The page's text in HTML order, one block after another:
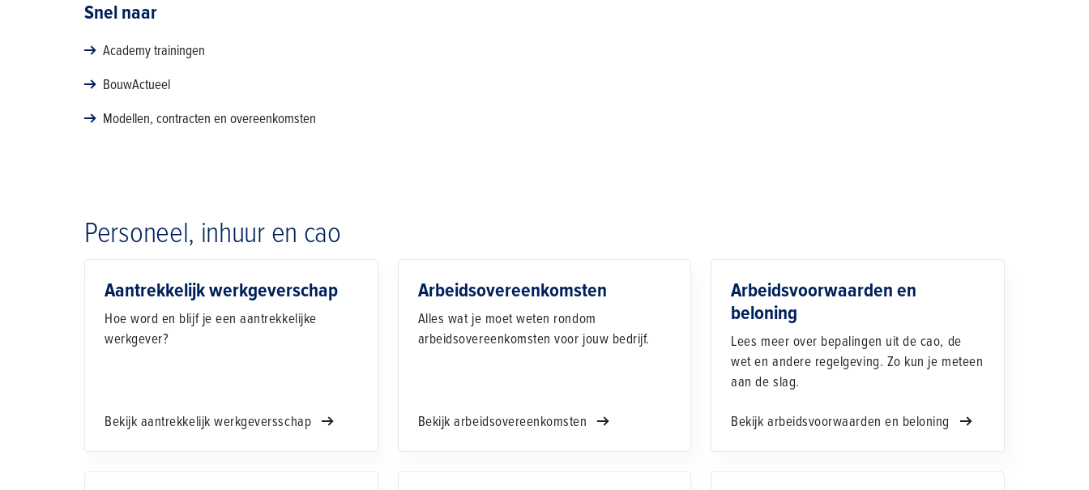
Snel naar
Academy trainingen
BouwActueel
Modellen, contracten en overeenkomsten
Personeel, inhuur en cao
Aantrekkelijk werkgeverschap
Hoe word en blijf je een aantrekkelijke
werkgever?
Bekijk aantrekkelijk werkgeversschap
Arbeidsovereenkomsten
Alles wat je moet weten rondom
arbeidsovereenkomsten voor jouw bedrijf.
Bekijk arbeidsovereenkomsten
Arbeidsvoorwaarden en
beloning
Lees meer over bepalingen uit de cao, de
wet en andere regelgeving. Zo kun je meteen
aan de slag.
Bekijk arbeidsvoorwaarden en beloning